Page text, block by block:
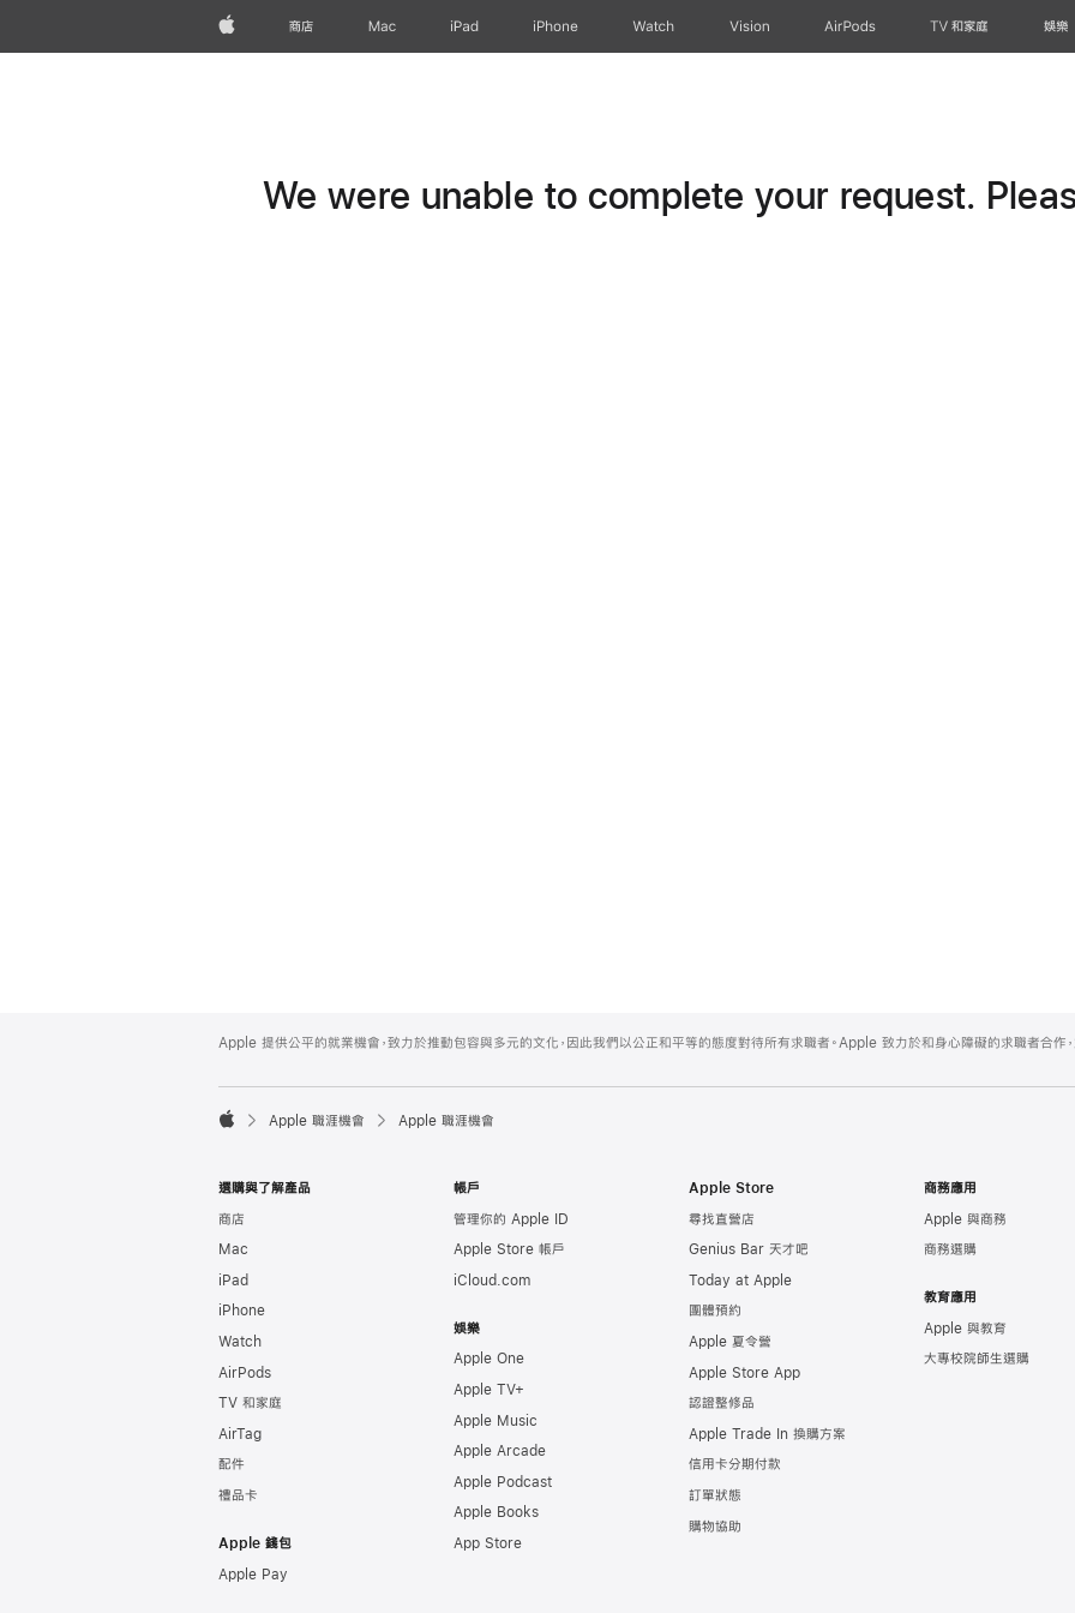
Apple商店 Mac iPad iPhone Watch Vision AirPods TV 和家庭 娛樂
We were unable to complete your request.
Footer
Apple 提供公平的就業機會，致力於推動包容與多元的文化，因此我們以公正和平等的態度對待所有求職者。Apple 致力於和身心障礙的求職者合作，

Apple 職涯機會 Apple 職涯機會
選購與了解產品
商店
Mac
iPad
iPhone
Watch
AirPods
TV 和家庭
AirTag
配件
禮品卡
Apple 錢包
Apple Pay
帳戶
管理你的 Apple ID
Apple Store 帳戶
iCloud.com
娛樂
Apple One
Apple TV+
Apple Music
Apple Arcade
Apple Podcast
Apple Books
App Store
Apple Store
尋找直營店
Genius Bar 天才吧
Today at Apple
團體預約
Apple 夏令營
Apple Store App
認證整修品
Apple Trade In 換購方案
信用卡分期付款
訂單狀態
購物協助
商務應用
Apple 與商務
商務選購
教育應用
Apple 與教育
大專校院師生選購